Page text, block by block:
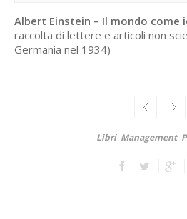
Albert Einstein – Il mondo come
raccolta di lettere e articoli non
Germania nel 1934)
Libri Management